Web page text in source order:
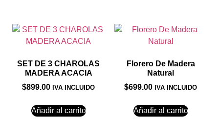
SET DE 3 CHAROLAS
MADERA ACACIA
$899.00 IVA INCLUIDO
Añadir al carrito
Florero De Madera
Natural
$699.00 IVA INCLUIDO
Añadir al carrito